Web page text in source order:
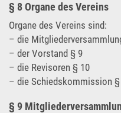
§ 8 Organe des Vereins
Organe des Vereins sind:
– die
– der Vorstand § 9
– die Revisoren § 10
– die Schiedskommission §
§ 9